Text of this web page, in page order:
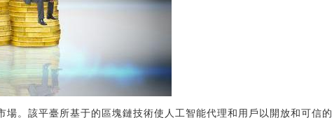
。該平臺所基于的區塊鏈技術使人工智能代理和用戶以開放和可信的